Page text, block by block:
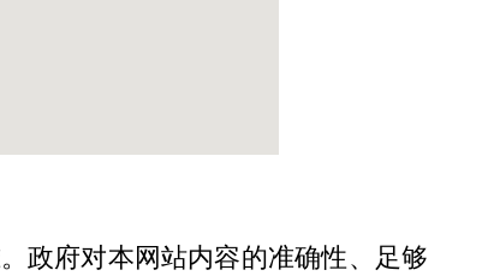
政府对本网站内容的准确性、足够